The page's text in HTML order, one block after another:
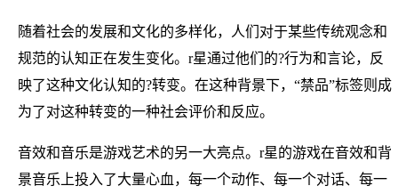
随着社会的发展和文化的多样化，人们对于某些传统观念和
规范的认知正在发生变化。r星通过他们的?行为和言论，反
映了这种文化认知的?转变。在这种背景下，“禁品”标签则成
为了对这种转变的一种社会评价和反应。
音效和音乐是游戏艺术的另一大亮点。r星的游戏在音效和背
景音乐上投入了大量心血，每一个动作、每一个对话、每一